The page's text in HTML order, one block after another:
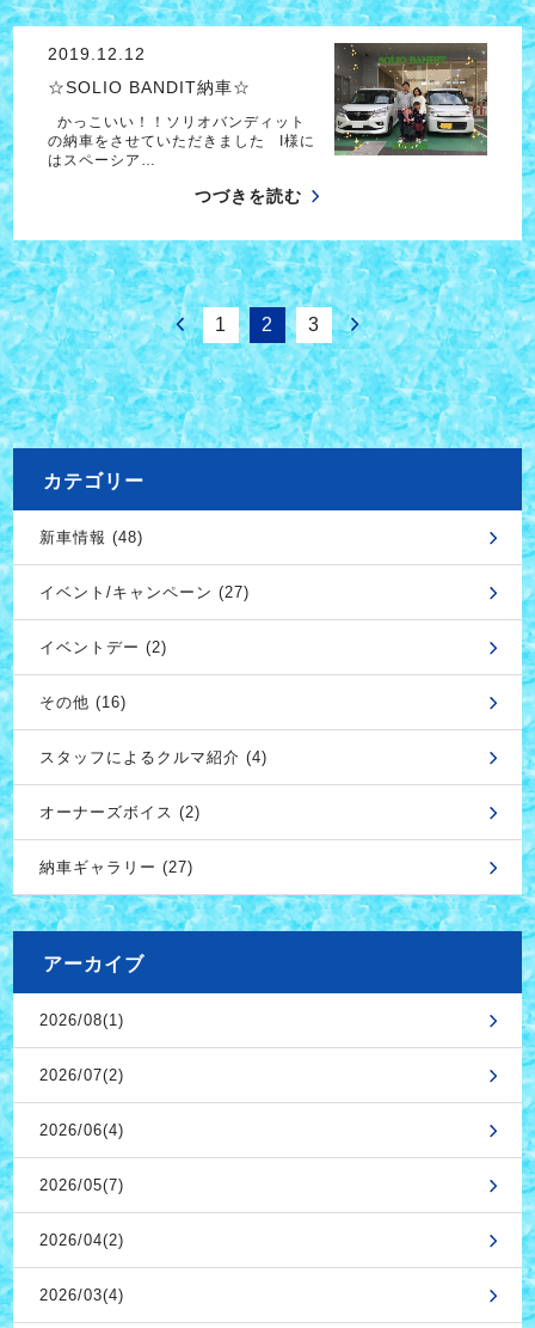
2019.12.12
☆SOLIO BANDIT納車☆
かっこいい！！ソリオバンディット
の納車をさせていただきました I様に
はスペーシア…
つづきを読む
1 2 3
カテゴリー
新車情報 (48)
イベント/キャンペーン (27)
イベントデー (2)
その他 (16)
スタッフによるクルマ紹介 (4)
オーナーズボイス (2)
納車ギャラリー (27)
アーカイブ
2026/08(1)
2026/07(2)
2026/06(4)
2026/05(7)
2026/04(2)
2026/03(4)